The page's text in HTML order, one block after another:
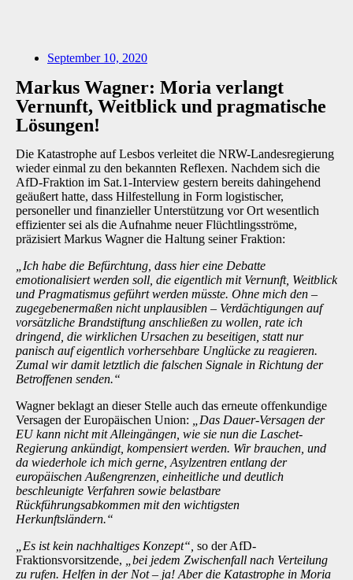
September 10, 2020
Markus Wagner: Moria verlangt
Vernunft, Weitblick und pragmatische
Lösungen!
Die Katastrophe auf Lesbos verleitet die NRW-Landesregierung
wieder einmal zu den bekannten Reflexen. Nachdem sich die
AfD-Fraktion im Sat.1-Interview gestern bereits dahingehend
geäußert hatte, dass Hilfestellung in Form logistischer,
personeller und finanzieller Unterstützung vor Ort wesentlich
effizienter sei als die Aufnahme neuer Flüchtlingsströme,
präzisiert Markus Wagner die Haltung seiner Fraktion:
„Ich habe die Befürchtung, dass hier eine Debatte
emotionalisiert werden soll, die eigentlich mit Vernunft, Weitblick
und Pragmatismus geführt werden müsste. Ohne mich den –
zugegebenermaßen nicht unplausiblen – Verdächtigungen auf
vorsätzliche Brandstiftung anschließen zu wollen, rate ich
dringend, die wirklichen Ursachen zu beseitigen, statt nur
panisch auf eigentlich vorhersehbare Unglücke zu reagieren.
Zumal wir damit letztlich die falschen Signale in Richtung der
Betroffenen senden.“
Wagner beklagt an dieser Stelle auch das erneute offenkundige
Versagen der Europäischen Union:
„Das Dauer-Versagen der
EU kann nicht mit Alleingängen, wie sie nun die Laschet-
Regierung ankündigt, kompensiert werden. Wir brauchen, und
da wiederhole ich mich gerne, Asylzentren entlang der
europäischen Außengrenzen, einheitliche und deutlich
beschleunigte Verfahren sowie belastbare
Rückführungsabkommen mit den wichtigsten
Herkunftsländern.“
„Es ist kein nachhaltiges Konzept“, so der AfD-
Fraktionsvorsitzende,
„bei jedem Zwischenfall nach Verteilung
zu rufen. Helfen in der Not – ja! Aber die Katastrophe in Moria